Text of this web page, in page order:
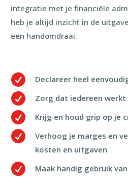
integratie met je financiële
heb je altijd inzicht in de
een handomdraai.
 Declareer heel
 Zorg dat iedereen
 Krijg en houd grip op je

Verhoog je marges en
kosten en uitgaven
 Maak handig gebruik